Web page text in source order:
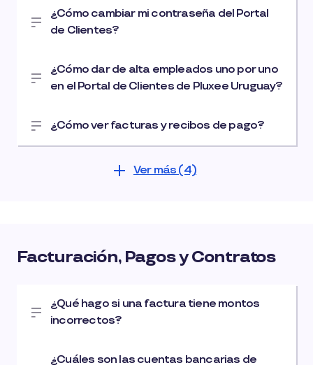
¿Cómo cambiar mi contraseña del Portal
de Clientes?
¿Cómo dar de alta empleados uno por uno
en el Portal de Clientes de Pluxee Uruguay?
¿Cómo ver facturas y recibos de pago?
Ver más (4)
Facturación, Pagos y Contratos
¿Qué hago si una factura tiene montos
incorrectos?
¿Cuáles son las cuentas bancarias de